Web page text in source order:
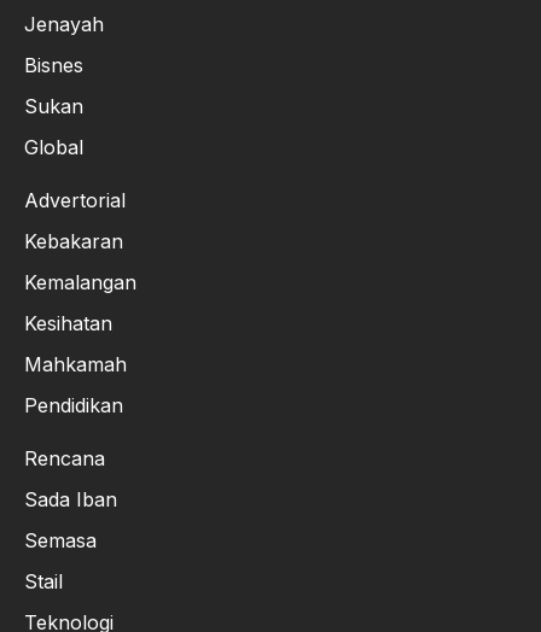
Jenayah
Bisnes
Sukan
Global
Advertorial
Kebakaran
Kemalangan
Kesihatan
Mahkamah
Pendidikan
Rencana
Sada Iban
Semasa
Stail
Teknologi